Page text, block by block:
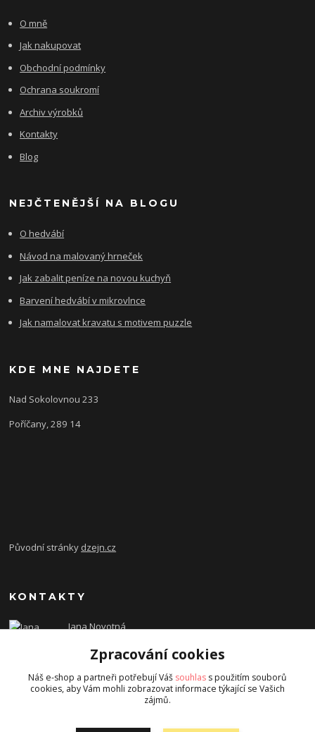
O mně
Jak nakupovat
Obchodní podmínky
Ochrana soukromí
Archiv výrobků
Kontakty
Blog
NEJČTENĚJŠÍ NA BLOGU
O hedvábí
Návod na malovaný hrneček
Jak zabalit peníze na novou kuchyň
Barvení hedvábí v mikrovlnce
Jak namalovat kravatu s motivem puzzle
KDE MNE NAJDETE
Nad Sokolovnou 233
Poříčany, 289 14
Původní stránky dzejn.cz
KONTAKTY
Jana Novotná
dzejn.n@email.cz
Zpracování cookies
Náš e-shop a partneři potřebují Váš souhlas s použitím souborů
cookies, aby Vám mohli zobrazovat informace týkající se Vašich
zájmů.